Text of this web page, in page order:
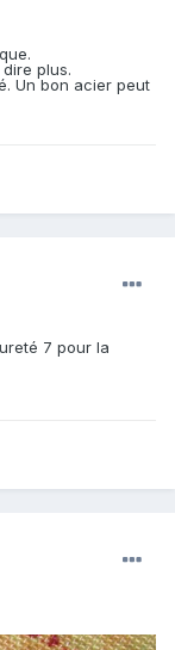
plus.
Un bon acier peut
7 pour la